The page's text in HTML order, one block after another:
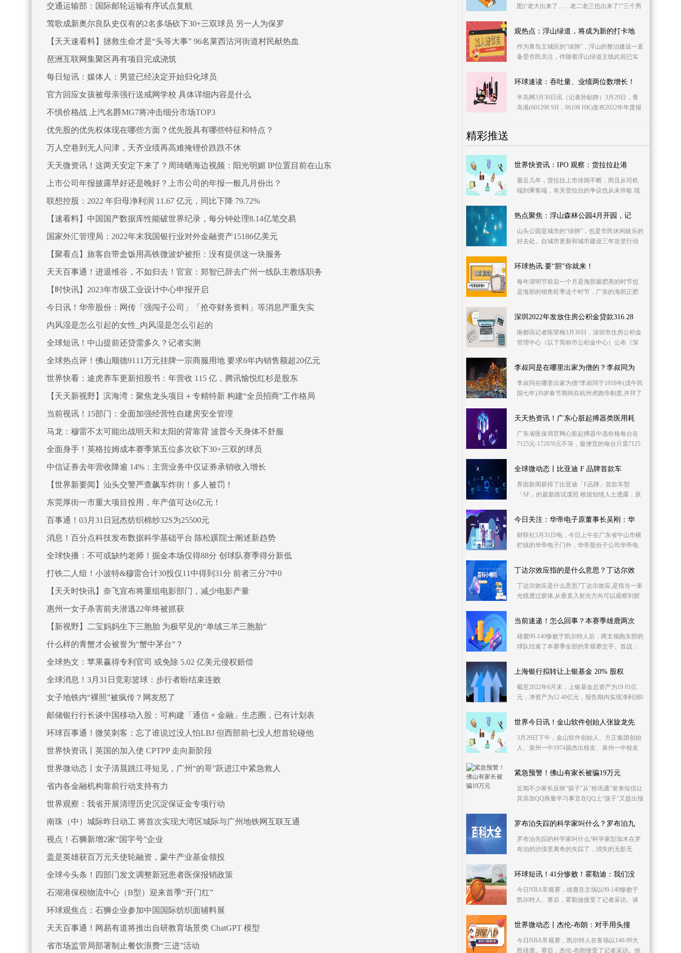
交通运输部：国际邮轮运输有序试点复航
莺歌成新奥尔良队史仅有的2名多场砍下30+三双球员 另一人为保罗
【天天速看料】拯救生命才是“头等大事” 96名莱西沽河街道村民献热血
琶洲互联网集聚区再有项目完成浇筑
每日短讯：媒体人：男篮已经决定开始归化球员
官方回应女孩被母亲强行送戒网学校 具体详细内容是什么
不惧价格战 上汽名爵MG7将冲击细分市场TOP3
优先股的优先权体现在哪些方面？优先股具有哪些特征和特点？
万人空巷到无人问津，天齐业绩再高难掩锂价跌跌不休
天天微资讯！这两天安定下来了？周琦晒海边视频：阳光明媚 IP位置目前在山东
上市公司年报披露早好还是晚好？上市公司的年报一般几月份出？
联想控股：2022 年归母净利润 11.67 亿元，同比下降 79.72%
【速看料】中国国产数据库性能破世界纪录，每分钟处理8.14亿笔交易
国家外汇管理局：2022年末我国银行业对外金融资产15186亿美元
【聚看点】旅客自带盒饭用高铁微波炉被拒：没有提供这一块服务
天天百事通！进退维谷，不如归去！官宣：郑智已辞去广州一线队主教练职务
【时快讯】2023年市级工业设计中心申报开启
今日讯！华帝股份：网传「强闯子公司」「抢夺财务资料」等消息严重失实
内风湿是怎么引起的女性_内风湿是怎么引起的
全球短讯！中山提前还贷需多久？记者实测
全球热点评！佛山顺德9111万元挂牌一宗商服用地 要求6年内销售额超20亿元
世界快看：途虎养车更新招股书：年营收 115 亿，腾讯愉悦红杉是股东
【天天新视野】滨海湾：聚焦龙头项目＋专精特新 构建“全员招商”工作格局
当前视讯！15部门：全面加强经营性自建房安全管理
马龙：穆雷不太可能出战明天和太阳的背靠背 波普今天身体不舒服
全面身手！英格拉姆成本赛季第五位多次砍下30+三双的球员
中信证券去年营收降逾 14%：主营业务中仅证券承销收入增长
【世界新要闻】汕头交警严查飙车炸街！多人被罚！
东莞厚街一市重大项目投用，年产值可达6亿元！
百事通！03月31日冠杰纺织棉纱32S为25500元
消息！百分点科技发布数据科学基础平台 陈松蹊院士阐述新趋势
全球快播：不可或缺约老师！掘金本场仅得88分 创球队赛季得分新低
打铁二人组！小波特&穆雷合计30投仅11中得到31分 前者三分7中0
【天天时快讯】奈飞宣布将重组电影部门，减少电影产量
惠州一女子杀害前夫潜逃22年终被抓获
【新视野】二宝妈妈生下三胞胎 为极罕见的“单绒三羊三胞胎”
什么样的青蟹才会被誉为“蟹中茅台”？
全球热文：苹果赢得专利官司 或免除 5.02 亿美元侵权赔偿
全球消息！3月31日竞彩篮球：步行者盼结束连败
女子地铁内“裸照”被疯传？网友怒了
邮储银行行长谈中国移动入股：可构建「通信 + 金融」生态圈，已有计划表
环球百事通！微笑刺客：忘了谁说过没人怕LBJ 但西部前七没人想首轮碰他
世界快资讯丨英国的加入使 CPTPP 走向新阶段
世界微动态丨女子清晨跳江寻短见，广州“的哥”跃进江中紧急救人
省内各金融机构靠前行动支持有力
世界观察：我省开展清理历史沉淀保证金专项行动
南珠（中）城际昨日动工 将首次实现大湾区城际与广州地铁网互联互通
视点！石狮新增2家“国字号”企业
盖是英雄获百万元天使轮融资，蒙牛产业基金领投
全球今头条！四部门发文调整新冠患者医保报销政策
石湖港保税物流中心（B型）迎来首季“开门红”
环球观焦点：石狮企业参加中国国际纺织面辅料展
天天百事通！网易有道将推出自研教育场景类 ChatGPT 模型
省市场监管局部署制止餐饮浪费“三进”活动
图)“老大出来了……老二老三也出来了!”三个男
员都松了
观热点：浮山绿道，将成为新的打卡地
作为青岛主城区的“绿肺”，浮山的整治建设一直
备受市民关注，伴随着浮山绿道主线此前已实
的新打卡
环球速读：吞吐量、业绩两位数增长！
半岛网3月30日讯（记者孙贴静）3月29日，青
岛港(601298 SH，06198 HK)发布2022年年度报
精彩推送
世界快资讯：IPO 观察：货拉拉赴港
最近几年，货拉拉上市传闻不断，而且从司机
端到乘客端，有关货拉拉的争议也从未停歇 现
31%股权
热点聚焦：浮山森林公园4月开园，记
山头公园是城市的“绿肺”，也是市民休闲娱乐的
好去处。自城市更新和城市建设三年攻坚行动
到岛城市
环球热讯:要“胆”你就来！
每年清明节前后一个月是海胆最肥美的时节也
是海胆的销售旺季这个时节，广东的海胆正肥
的生物它
深圳2022年发放住房公积金贷款316.28
南都讯记者陈荣梅3月30日，深圳市住房公积金
管理中心（以下简称市公积金中心）公布《深
深圳共有718 86万职
李叔同是在哪里出家为僧的？李叔同为
李叔同在哪里出家为僧?李叔同于1918年(戊午民
国七年)39岁春节期间在杭州虎跑寺剃度,并拜了
月十
天天热资讯！广东心脏起搏器类医用耗
广东省医保局官网心脏起搏器中选价格每台在
7125元-172970元不等，最便宜的每台只需7125
产品150个，中选率
全球微动态丨比亚迪 F 品牌首款车
界面新闻获得了比亚迪「F品牌」首款车型
「SF」的最新路试谍照 根据知情人士透露，原
售研究院院长
今日关注：华帝电子原董事长吴刚：华
财联社3月31日电，今日上午在广东省中山市横
栏镇的华帝电子门外，华帝股份子公司华帝电
系财联社记者
丁达尔效应指的是什么意思？丁达尔效
丁达尔效应是什么意思?丁达尔效应,是指当一束
光线透过胶体,从垂直入射光方向可以观察到胶
尔效应
当前速递！怎么回事？本赛季雄鹿两次
雄鹿99-140惨败于凯尔特人后，两支领跑东部的
球队结束了本赛季全部的常规赛交手。首战：
14轰下41分
上海银行拟转让上银基金 20% 股权
截至2022年6月末，上银基金总资产为19 81亿
元，净资产为12 49亿元，报告期内实现净利润0
世界今日讯！金山软件创始人张旋龙先
3月29日下午，金山软件创始人、方正集团创始
人、泉州一中1974届杰出校友、泉州一中校友
龙(中)回母校
紧急预警！佛山有家长被骗19万元
近期不少家长反映“孩子”从“校讯通”发来短信让
其添加QQ商量学习事宜在QQ上“孩子”又提出报
罗布泊失踪的科学家叫什么？罗布泊九
罗布泊失踪的科学家叫什么?科学家彭加木在罗
布泊的沙漠里离奇的失踪了，消失的无影无
纸，他什么
环球短讯！41分惨败！霍勒迪：我们没
今日NBA常规赛，雄鹿在主场以99-140惨败于
凯尔特人。赛后，霍勒迪接受了记者采访。谈
场比赛的。然
世界微动态丨杰伦-布朗：对手用头撞
今日NBA常规赛，凯尔特人在客场以140-99大
胜雄鹿。赛后，杰伦-布朗接受了记者采访。他